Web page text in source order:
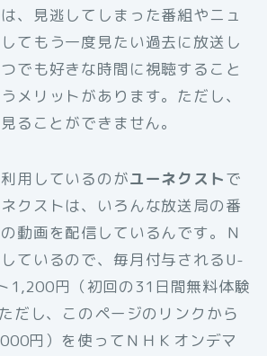
、見逃してしまった番組やニュ
てもう一度見たい過去に放送し
でも好きな時間に視聴すること
メリットがあります。ただし、
ることができません。
用しているのがユーネクストで
クストは、いろんな放送局の番
動画を配信しているんです。Ｎ
ているので、毎月付与されるU-
1,200円（初回の31日間無料体験
だし、このページのリンクから
円）を使ってＮＨＫオンデマ